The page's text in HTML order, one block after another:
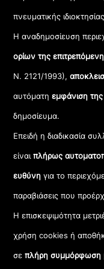
πνευματικής
Η αναδημοσίευση
ορίων της
Ν. 2121/1993),
αυτόματηεμφάνιση
δημοσίευμα.
Επειδή η διαδικασία
είναιπλήρως
ευθύνη για το
παραβιάσεις που
Η επισκεψιμότητα
χρήση cookies ή
σεπλήρη συμμόρφωση